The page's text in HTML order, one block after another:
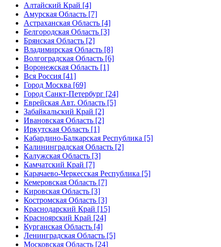
Алтайский Край [4]
Амурская Область [7]
Астраханская Область [4]
Белгородская Область [3]
Брянская Область [2]
Владимирская Область [8]
Волгоградская Область [6]
Воронежская Область [1]
Вся Россия [41]
Город Москва [69]
Город Санкт-Петербург [24]
Еврейская Авт. Область [5]
Забайкальский Край [2]
Ивановская Область [2]
Иркутская Область [1]
Кабардино-Балкарская Республика [5]
Калининградская Область [2]
Калужская Область [3]
Камчатский Край [7]
Карачаево-Черкесская Республика [5]
Кемеровская Область [7]
Кировская Область [3]
Костромская Область [3]
Краснодарский Край [15]
Красноярский Край [24]
Курганская Область [4]
Ленинградская Область [5]
Московская Область [24]